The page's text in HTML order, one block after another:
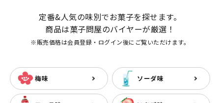
定番&人気の味別でお菓子を探せます。
商品は菓子問屋のバイヤーが厳選！
※販売価格は会員登録・ログイン後にご覧いただけます。
梅味 ソーダ味